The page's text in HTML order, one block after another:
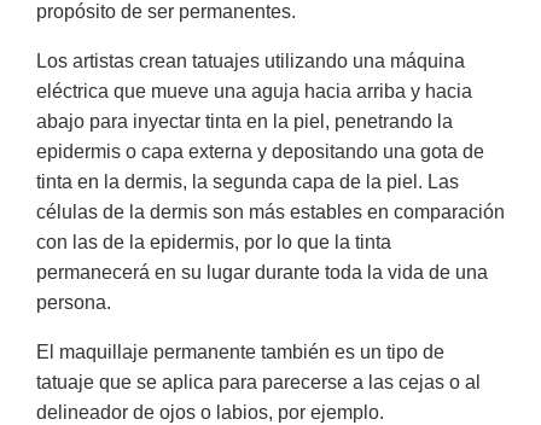
propósito de ser permanentes.
Los artistas crean tatuajes utilizando una máquina
eléctrica que mueve una aguja hacia arriba y hacia
abajo para inyectar tinta en la piel, penetrando la
epidermis o capa externa y depositando una gota de
tinta en la dermis, la segunda capa de la piel. Las
células de la dermis son más estables en comparación
con las de la epidermis, por lo que la tinta
permanecerá en su lugar durante toda la vida de una
persona.
El maquillaje permanente también es un tipo de
tatuaje que se aplica para parecerse a las cejas o al
delineador de ojos o labios, por ejemplo.